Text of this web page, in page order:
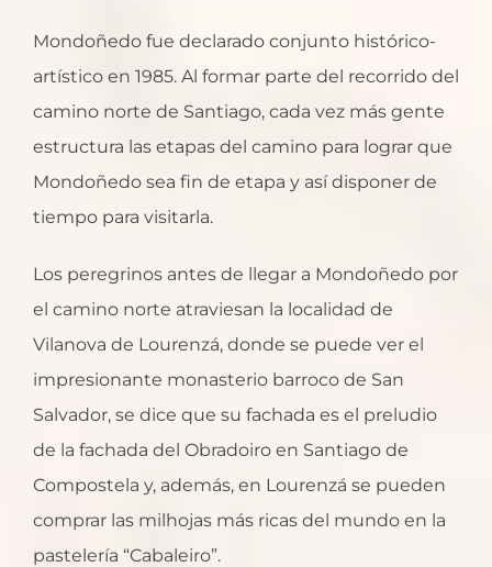
Mondoñedo fue declarado conjunto histórico-
artístico en 1985. Al formar parte del recorrido del
camino norte de Santiago, cada vez más gente
estructura las etapas del camino para lograr que
Mondoñedo sea fin de etapa y así disponer de
tiempo para visitarla.
Los peregrinos antes de llegar a Mondoñedo por
el camino norte atraviesan la localidad de
Vilanova de Lourenzá, donde se puede ver el
impresionante monasterio barroco de San
Salvador, se dice que su fachada es el preludio
de la fachada del Obradoiro en Santiago de
Compostela y, además, en Lourenzá se pueden
comprar las milhojas más ricas del mundo en la
pastelería “Cabaleiro”.